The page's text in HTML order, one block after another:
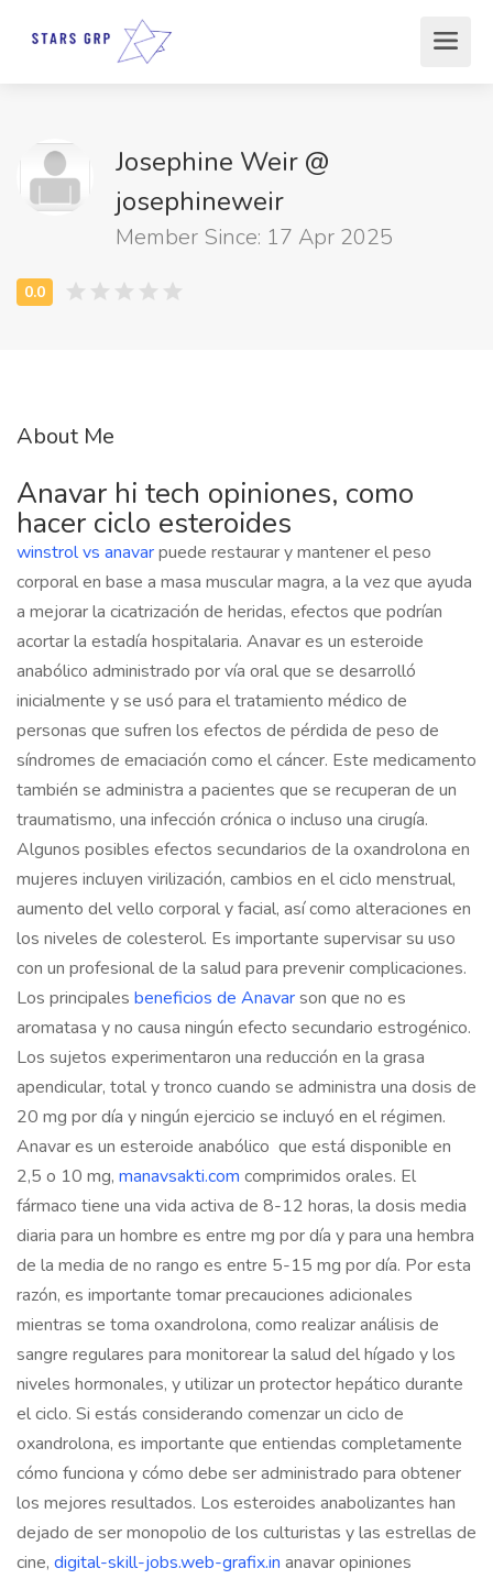
Josephine Weir @
josephineweir
Member Since: 17 Apr 2025
About Me
Anavar hi tech opiniones, como
hacer ciclo esteroides
winstrol vs anavarpuede restaurar y mantener el peso
corporal en base a masa muscular magra, a la vez que ayuda
a mejorar la cicatrización de heridas, efectos que podrían
acortar la estadía hospitalaria. Anavar es un esteroide
anabólico administrado por vía oral que se desarrolló
inicialmente y se usó para el tratamiento médico de
personas que sufren los efectos de pérdida de peso de
síndromes de emaciación como el cáncer. Este medicamento
también se administra a pacientes que se recuperan de un
traumatismo, una infección crónica o incluso una cirugía.
Algunos posibles efectos secundarios de la oxandrolona en
mujeres incluyen virilización, cambios en el ciclo menstrual,
aumento del vello corporal y facial, así como alteraciones en
los niveles de colesterol. Es importante supervisar su uso
con un profesional de la salud para prevenir complicaciones.
Los principales beneficios de Anavarson que no es
aromatasa y no causa ningún efecto secundario estrogénico.
Los sujetos experimentaron una reducción en la grasa
apendicular, total y tronco cuando se administra una dosis de
20 mg por día y ningún ejercicio se incluyó en el régimen.
Anavar es un esteroide anabólico que está disponible en
2,5 o 10 mg, manavsakti.com comprimidos orales. El
fármaco tiene una vida activa de 8-12 horas, la dosis media
diaria para un hombre es entre mg por día y para una hembra
de la media de no rango es entre 5-15 mg por día. Por esta
razón, es importante tomar precauciones adicionales
mientras se toma oxandrolona, como realizar análisis de
sangre regulares para monitorear la salud del hígado y los
niveles hormonales, y utilizar un protector hepático durante
el ciclo. Si estás considerando comenzar un ciclo de
oxandrolona, es importante que entiendas completamente
cómo funciona y cómo debe ser administrado para obtener
los mejores resultados. Los esteroides anabolizantes han
dejado de ser monopolio de los culturistas y las estrellas de
cine, digital-skill-jobs.web-grafix.in anavar opiniones